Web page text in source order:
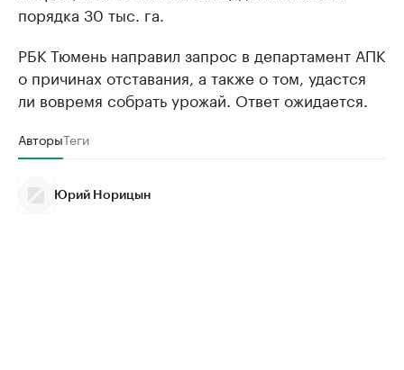
порядка 30 тыс. га.
РБК Тюмень направил запрос в департамент АПК
о причинах отставания, а также о том, удастся
ли вовремя собрать урожай. Ответ ожидается.
АвторыТеги
Юрий Норицын